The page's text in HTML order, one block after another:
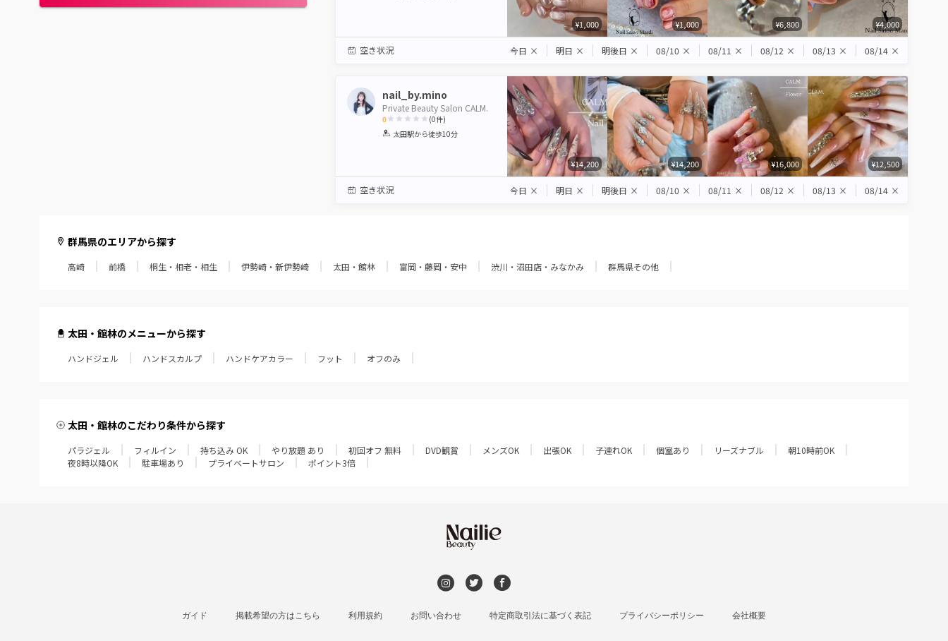
¥1,000 ¥1,000 ¥6,800 ¥4,000
空き状況 今日 × 明日 × 明後日 × 08/10 × 08/11 × 08/12 × 08/13 × 08/14 ×
nail_by.mino
Private Beauty Salon CALM.
0
1 2 3 4 5
(0件)
太田駅から徒歩10分
¥14,200 ¥14,200 ¥16,000 ¥12,500
空き状況 今日 × 明日 × 明後日 × 08/10 × 08/11 × 08/12 × 08/13 × 08/14 ×
群馬県のエリアから探す
高崎 前橋 桐生・相老・相生 伊勢崎・新伊勢崎 太田・館林 富岡・藤岡・安中 渋川・沼田店・みなかみ 群馬県その他
太田・館林のメニューから探す
ハンドジェル ハンドスカルプ ハンドケアカラー フット オフのみ
太田・館林のこだわり条件から探す
パラジェル フィルイン 持ち込み OK やり放題 あり 初回オフ 無料 DVD観賞 メンズOK 出張OK 子連れOK 個室あり リーズナブル
朝10時前OK
夜8時以降OK
駐車場あり プライベートサロン ポイント3倍
ガイド 掲載希望の方はこちら 利用規約 お問い合わせ 特定商取引法に基づく表記 プライバシーポリシー 会社概要